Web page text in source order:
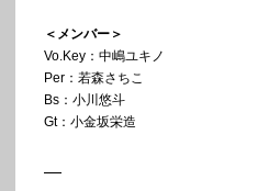
＜メンバー＞
Vo.Key：中嶋ユキノ
Per：若森さちこ
Bs：⼩川悠⽃
Gt：⼩⾦坂栄造